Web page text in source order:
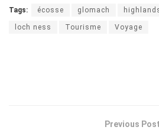
Tags: écosse glomach
loch ness Tourisme Voyage
Previous Post